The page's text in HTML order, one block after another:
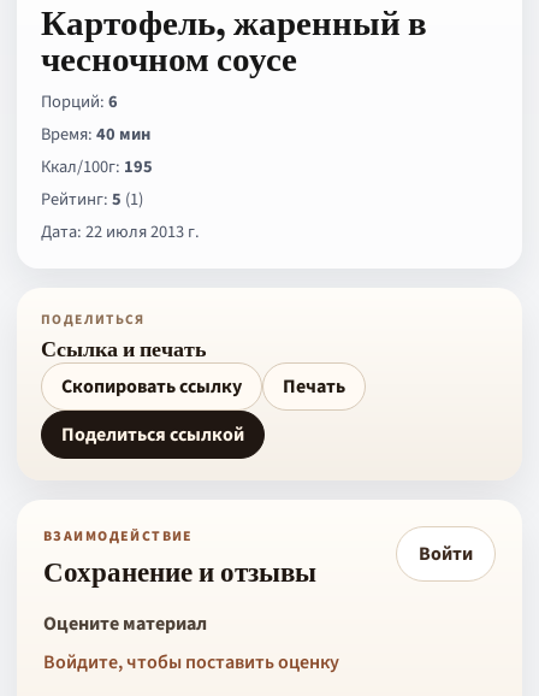
Картофель, жаренный в
чесночном соусе
Порций:6
Время:40 мин
Ккал/100г: 195
Рейтинг:5 (1)
Дата: 22 июля 2013 г.
ПОДЕЛИТЬСЯ
Ссылка и печать
Скопировать ссылку
Печать
Поделиться ссылкой
ВЗАИМОДЕЙСТВИЕ
Сохранение и отзывы Войти
Оцените материал
Войдите, чтобы поставить оценку